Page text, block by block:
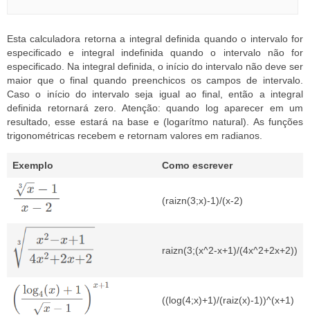
Esta calculadora retorna a integral definida quando o intervalo for
especificado e integral indefinida quando o intervalo não for
especificado. Na integral definida, o início do intervalo não deve ser
maior que o final quando preenchicos os campos de intervalo.
Caso o início do intervalo seja igual ao final, então a integral
definida retornará zero. Atenção: quando log aparecer em um
resultado, esse estará na base e (logarítmo natural). As funções
trigonométricas recebem e retornam valores em radianos.
Exemplo Como escrever
(raizn(3;x)-1)/(x-2)
raizn(3;(x^2-x+1)/(4x^2+2x+2))
((log(4;x)+1)/(raiz(x)-1))^(x+1)